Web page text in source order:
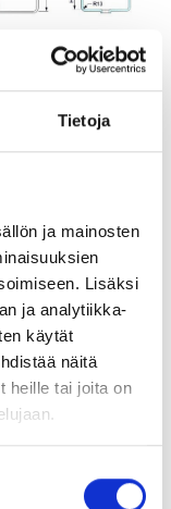
Tietoja
ja mainosten
Lisäksi
ja analytiikka-
käytät
näitä
heille tai joita on
Barcelona